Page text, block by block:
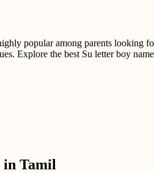
popular among parents looking
Explore the best Su letter boy
in Tamil